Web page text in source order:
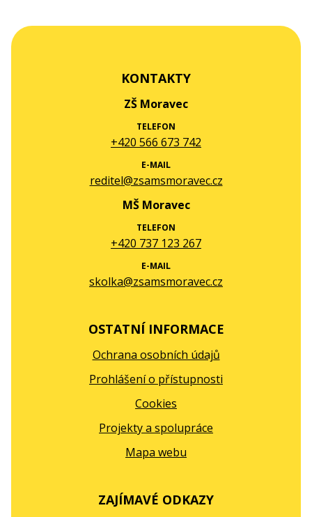
KONTAKTY
ZŠ Moravec
TELEFON
+420 566 673 742
E-MAIL
reditel@zsamsmoravec.cz
MŠ Moravec
TELEFON
+420 737 123 267
E-MAIL
skolka@zsamsmoravec.cz
OSTATNÍ INFORMACE
Ochrana osobních údajů
Prohlášení o přístupnosti
Cookies
Projekty a spolupráce
Mapa webu
ZAJÍMAVÉ ODKAZY